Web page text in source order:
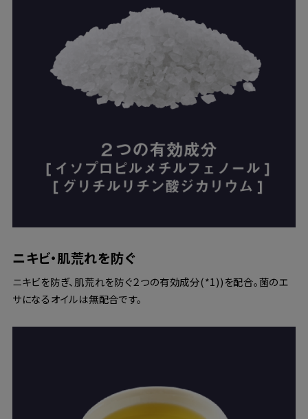
ニキビ・肌荒れを防ぐ
ニキビを防ぎ、肌荒れを防ぐ２つの有効成分(*1))を配合。菌のエ
サになるオイルは無配合です。